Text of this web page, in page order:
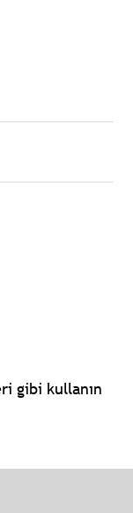
gibi kullanın